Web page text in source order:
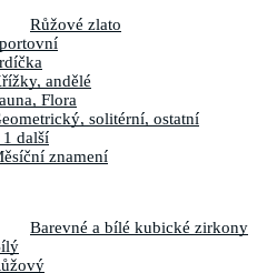
Růžové zlato
andělé
Flora
solitérní, ostatní
1 další
znamení
Barevné a bílé kubické zirkony